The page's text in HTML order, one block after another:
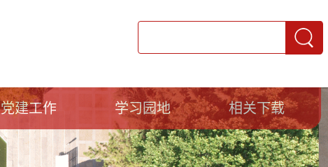
党建工作 学习园地 相关下载